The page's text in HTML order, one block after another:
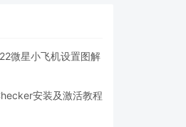
微星小飞机设置图解
安装及激活教程